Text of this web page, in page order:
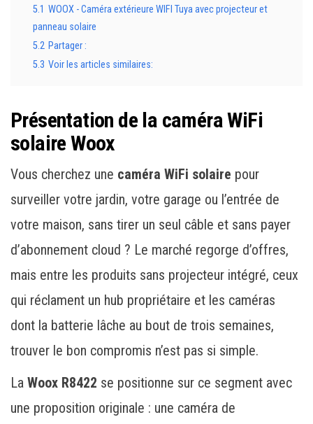
5.1 WOOX - Caméra extérieure WIFI Tuya avec projecteur et
panneau solaire
5.2 Partager :
5.3 Voir les articles similaires:
Présentation de la caméra WiFi
solaire Woox
Vous cherchez une caméra WiFi solaire pour
surveiller votre jardin, votre garage ou l’entrée de
votre maison, sans tirer un seul câble et sans payer
d’abonnement cloud ? Le marché regorge d’offres,
mais entre les produits sans projecteur intégré, ceux
qui réclament un hub propriétaire et les caméras
dont la batterie lâche au bout de trois semaines,
trouver le bon compromis n’est pas si simple.
La Woox R8422 se positionne sur ce segment avec
une proposition originale : une caméra de